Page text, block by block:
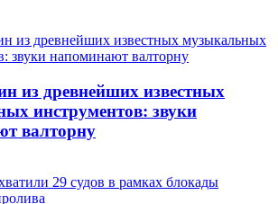
из древнейших известных
инструментов: звуки
валторну